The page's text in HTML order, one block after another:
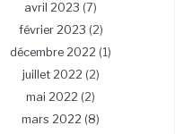
avril 2023 (7)
février 2023 (2)
décembre 2022 (1)
juillet 2022 (2)
mai 2022 (2)
mars 2022 (8)